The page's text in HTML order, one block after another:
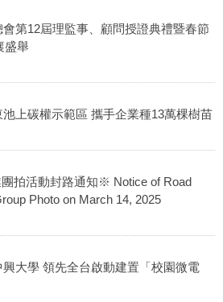
會第12屆理監事、顧問授證典禮暨春節
盛舉
池上碳權示範區 攜手企業種13萬棵樹苗
拍活動封路通知※ Notice of Road
Photo on March 14, 2025
興大學 領先全台啟動建置「校園微電